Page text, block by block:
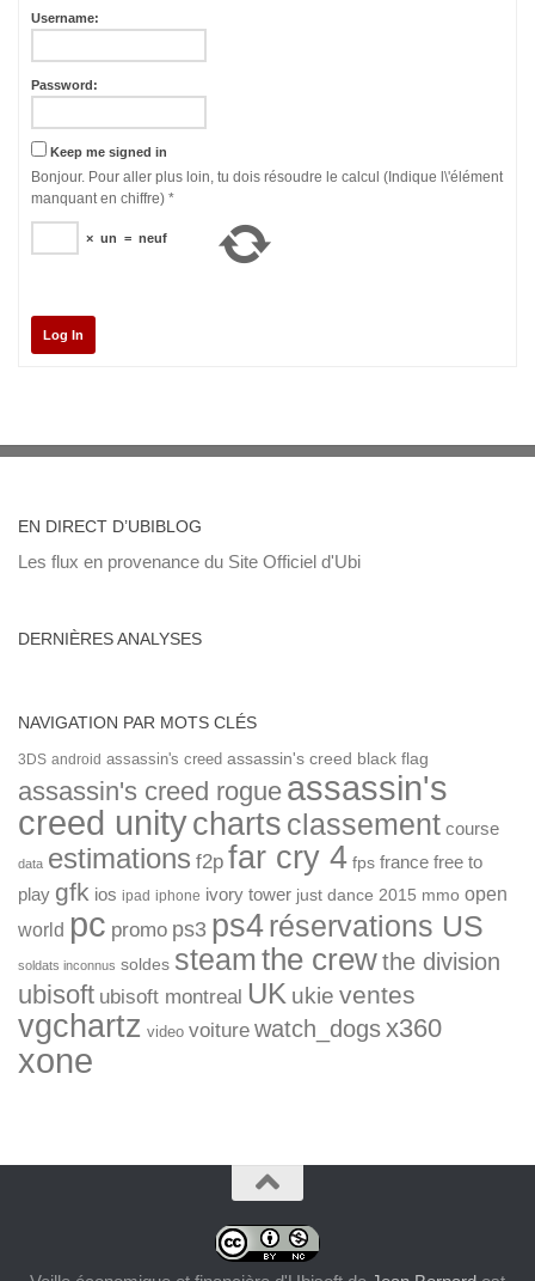
Username:
Password:
Keep me signed in
Bonjour. Pour aller plus loin, tu dois résoudre le calcul (Indique l\'élément
manquant en chiffre) *
× un = neuf
Log In
EN DIRECT D’UBIBLOG
Les flux en provenance du Site Officiel d'Ubi
DERNIÈRES ANALYSES
NAVIGATION PAR MOTS CLÉS
3DS android assassin's creed assassin's creed black flag
assassin's creed rogue assassin's
creed unitycharts classement course
data estimations f2p far cry 4 fps france free to
play gfk ios ipad iphone ivory tower just dance 2015 mmo open
world pc promo ps3 ps4réservations US
soldats inconnus soldes steamthe crewthe division
ubisoft ubisoft montreal UK ukie ventes
vgchartz video voiture watch_dogsx360
xone